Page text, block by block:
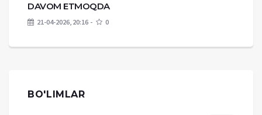
DAVOM ETMOQDA
21-04-2026, 20:16 0
BO'LIMLAR